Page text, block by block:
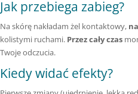
Jak przebiega zabieg?
Na skórę nakładam żel kontaktowy,
kolistymi ruchami. Przez cały czas
Twoje odczucia.
Kiedy widać efekty?